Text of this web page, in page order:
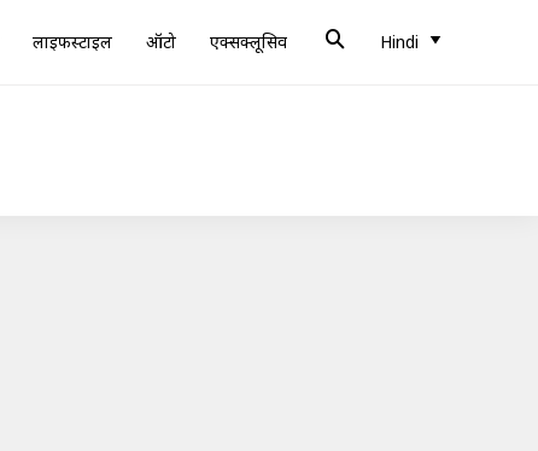
लाइफस्टाइल ऑटो एक्सक्लूसिव Hindi